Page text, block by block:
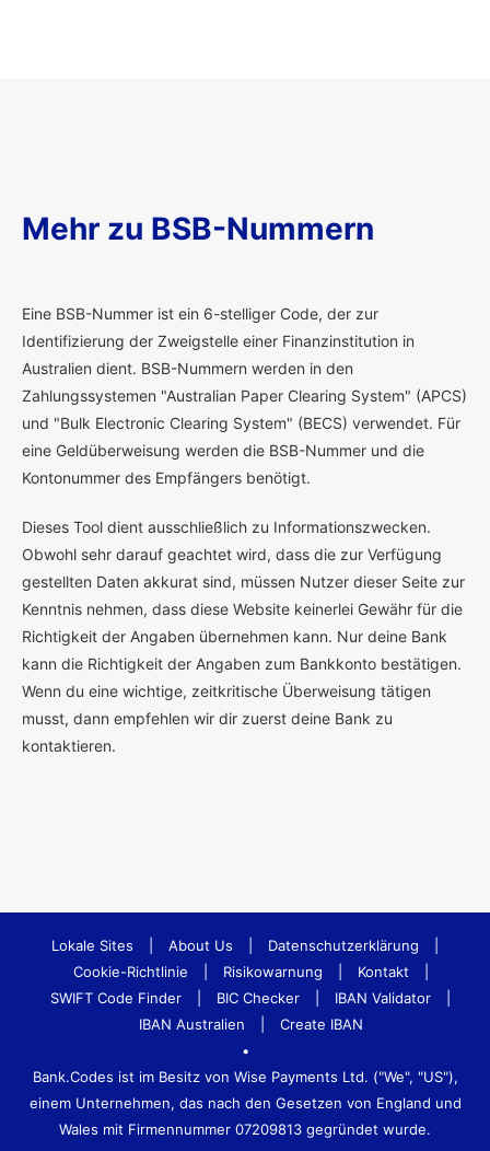
Mehr zu BSB-Nummern
Eine BSB-Nummer ist ein 6-stelliger Code, der zur
Identifizierung der Zweigstelle einer Finanzinstitution in
Australien dient. BSB-Nummern werden in den
Zahlungssystemen "Australian Paper Clearing System" (APCS)
und "Bulk Electronic Clearing System" (BECS) verwendet. Für
eine Geldüberweisung werden die BSB-Nummer und die
Kontonummer des Empfängers benötigt.
Dieses Tool dient ausschließlich zu Informationszwecken.
Obwohl sehr darauf geachtet wird, dass die zur Verfügung
gestellten Daten akkurat sind, müssen Nutzer dieser Seite zur
Kenntnis nehmen, dass diese Website keinerlei Gewähr für die
Richtigkeit der Angaben übernehmen kann. Nur deine Bank
kann die Richtigkeit der Angaben zum Bankkonto bestätigen.
Wenn du eine wichtige, zeitkritische Überweisung tätigen
musst, dann empfehlen wir dir zuerst deine Bank zu
kontaktieren.
Lokale Sites About Us Datenschutzerklärung
Cookie-Richtlinie
Risikowarnung Kontakt
SWIFT Code Finder
BIC Checker IBAN Validator
IBAN Australien
Create IBAN
•
Bank.Codes ist im Besitz von Wise Payments Ltd. ("We", "US"),
einem Unternehmen, das nach den Gesetzen von England und
Wales mit Firmennummer 07209813 gegründet wurde.